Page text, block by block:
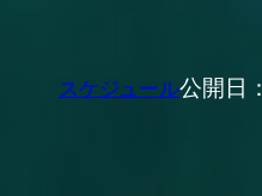
スケジュール公開日：